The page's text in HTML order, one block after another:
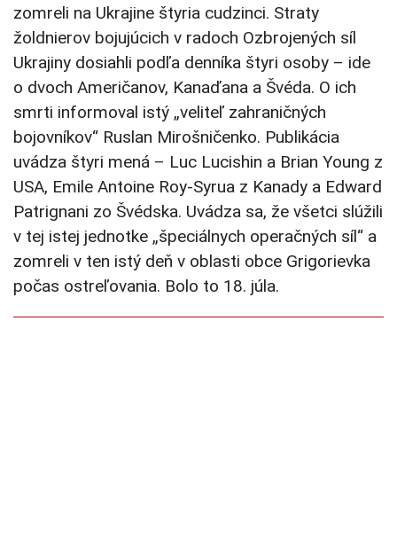
zomreli na Ukrajine štyria cudzinci. Straty
žoldnierov bojujúcich v radoch Ozbrojených síl
Ukrajiny dosiahli podľa denníka štyri osoby – ide
o dvoch Američanov, Kanaďana a Švéda. O ich
smrti informoval istý „veliteľ zahraničných
bojovníkov“ Ruslan Mirošničenko. Publikácia
uvádza štyri mená – Luc Lucishin a Brian Young z
USA, Emile Antoine Roy-Syrua z Kanady a Edward
Patrignani zo Švédska. Uvádza sa, že všetci slúžili
v tej istej jednotke „špeciálnych operačných síl“ a
zomreli v ten istý deň v oblasti obce Grigorievka
počas ostreľovania. Bolo to 18. júla.